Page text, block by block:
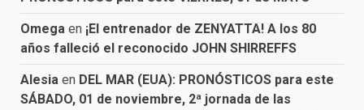
Omega en ¡El entrenador de ZENYATTA! A los 80
años falleció el reconocido JOHN SHIRREFFS
Alesia en DEL MAR (EUA): PRONÓSTICOS para este
SÁBADO, 01 de noviembre, 2ª jornada de las